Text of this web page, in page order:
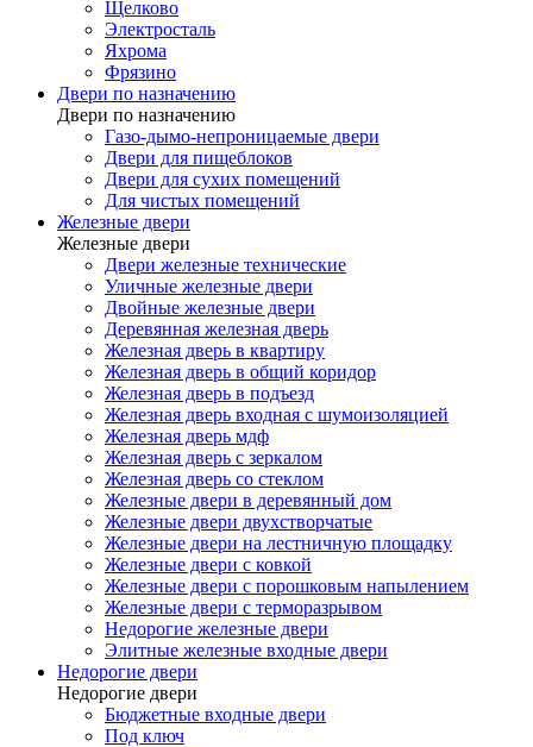
Щелково
Электросталь
Яхрома
Фрязино
Двери по назначению
Двери по назначению
Газо-дымо-непроницаемые двери
Двери для пищеблоков
Двери для сухих помещений
Для чистых помещений
Железные двери
Железные двери
Двери железные технические
Уличные железные двери
Двойные железные двери
Деревянная железная дверь
Железная дверь в квартиру
Железная дверь в общий коридор
Железная дверь в подъезд
Железная дверь входная с шумоизоляцией
Железная дверь мдф
Железная дверь с зеркалом
Железная дверь со стеклом
Железные двери в деревянный дом
Железные двери двухстворчатые
Железные двери на лестничную площадку
Железные двери с ковкой
Железные двери с порошковым напылением
Железные двери с терморазрывом
Недорогие железные двери
Элитные железные входные двери
Недорогие двери
Недорогие двери
Бюджетные входные двери
Под ключ